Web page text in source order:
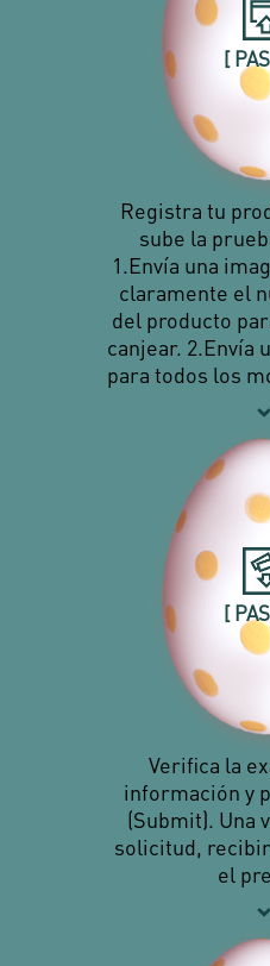
[
Registra tu
sube la
1.Envía una
claramente el
del producto
canjear. 2.Envía
para todos los
[
Verifica la
información y
(Submit). Una
solicitud,
el